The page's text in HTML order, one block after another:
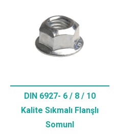
DIN 6927- 6 / 8 / 10
Kalite Sıkmalı Flanşlı
Somunl